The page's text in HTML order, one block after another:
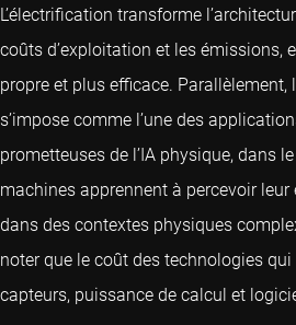
L’électrification transforme
coûts d’exploitation et les émissions,
propre et plus efficace.
s’impose comme l’une des
prometteuses de l’IA physique, dans
machines apprennent à percevoir
dans des contextes physiques
noter que le coût des technologies
capteurs, puissance de calcul et